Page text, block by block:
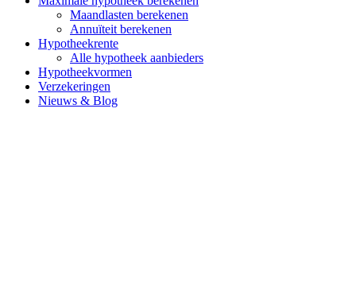
Maandlasten berekenen
Annuïteit berekenen
Hypotheekrente
Alle hypotheek aanbieders
Hypotheekvormen
Verzekeringen
Nieuws & Blog